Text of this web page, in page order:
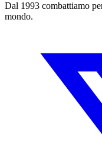
Dal 1993 combattiamo
mondo.